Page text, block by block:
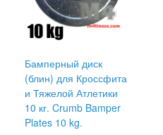
Бамперный диск
(блин) для Кроссфита
и Тяжелой Атлетики
10 кг. Crumb Bamper
Plates 10 kg.